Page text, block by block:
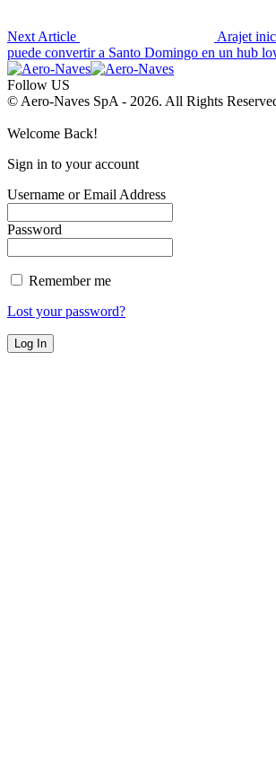
Next Article
Arajet
puede convertir a Santo Domingo en un hub
Follow US
© Aero-Naves SpA - 2026. All Rights
Welcome Back!
Sign in to your account
Username or Email Address
Password
Remember me
Lost your password?